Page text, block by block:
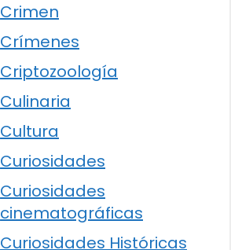
Crimen
Crímenes
Criptozoología
Culinaria
Cultura
Curiosidades
Curiosidades
cinematográficas
Curiosidades Históricas